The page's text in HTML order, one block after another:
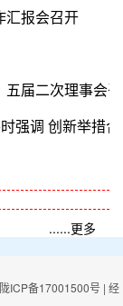
汇报会召开
届二次理事会
强调 创新举措
......更多
ICP备17001500号 | 经